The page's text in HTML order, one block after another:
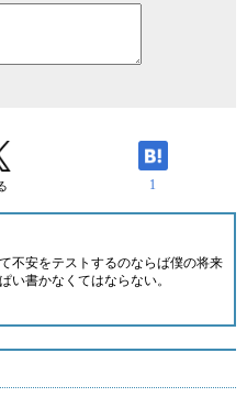
1
不安をテストするのならば僕の将来
い書かなくてはならない。